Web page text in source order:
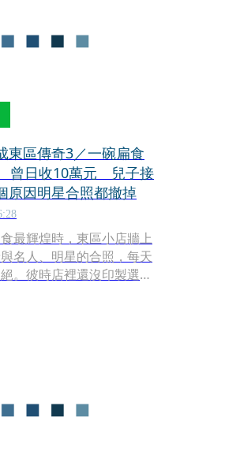
東區傳奇3／一碗扁食
曾日收10萬元 兒子接
原因明星合照都撤掉
最輝煌時，東區小店牆上
名人、明星的合照，每天
。彼時店裡還沒印製選